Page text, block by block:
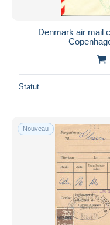
Denmark air mail
Statut
Nouveau